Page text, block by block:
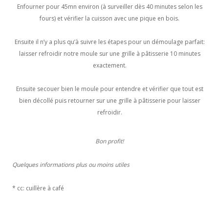
Enfourner pour 45mn environ (à surveiller dès 40 minutes selon les
fours) et vérifier la cuisson avec une pique en bois.
Ensuite il n’y a plus qu’à suivre les étapes pour un démoulage parfait:
laisser refroidir notre moule sur une grille à pâtisserie 10 minutes
exactement.
Ensuite secouer bien le moule pour entendre et vérifier que tout est
bien décollé puis retourner sur une grille à pâtisserie pour laisser
refroidir.
Bon profit!
Quelques informations plus ou moins utiles
* cc: cuillère à café